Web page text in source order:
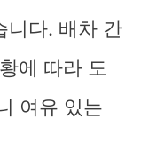
니다. 배차 간
에 따라 도
여유 있는